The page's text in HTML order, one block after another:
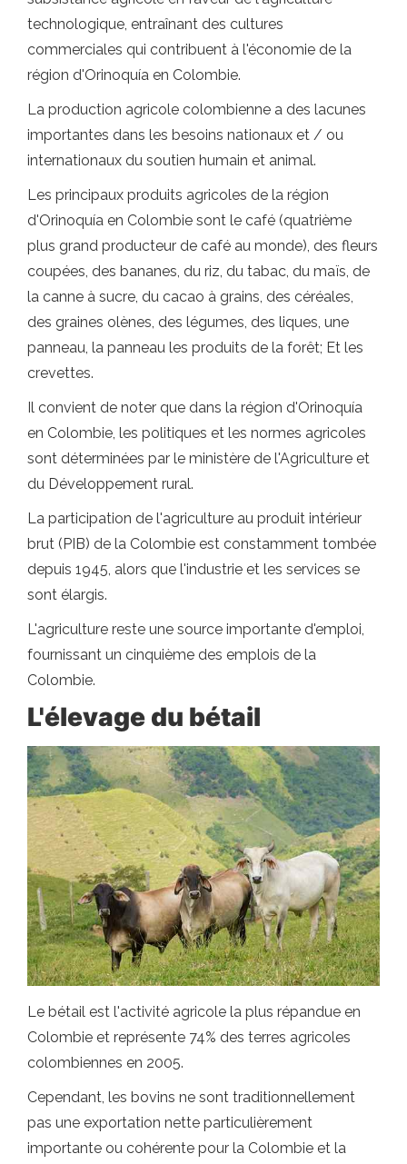
technologique, entraînant des cultures
commerciales qui contribuent à l'économie de la
région d'Orinoquía en Colombie.
La production agricole colombienne a des lacunes
importantes dans les besoins nationaux et / ou
internationaux du soutien humain et animal.
Les principaux produits agricoles de la région
d'Orinoquía en Colombie sont le café (quatrième
plus grand producteur de café au monde), des fleurs
coupées, des bananes, du riz, du tabac, du maïs, de
la canne à sucre, du cacao à grains, des céréales,
des graines olènes, des légumes, des liques, une
panneau, la panneau les produits de la forêt; Et les
crevettes.
Il convient de noter que dans la région d'Orinoquía
en Colombie, les politiques et les normes agricoles
sont déterminées par le ministère de l'Agriculture et
du Développement rural.
La participation de l'agriculture au produit intérieur
brut (PIB) de la Colombie est constamment tombée
depuis 1945, alors que l'industrie et les services se
sont élargis.
L'agriculture reste une source importante d'emploi,
fournissant un cinquième des emplois de la
Colombie.
L'élevage du bétail
Le bétail est l'activité agricole la plus répandue en
Colombie et représente 74% des terres agricoles
colombiennes en 2005.
Cependant, les bovins ne sont traditionnellement
pas une exportation nette particulièrement
importante ou cohérente pour la Colombie et la